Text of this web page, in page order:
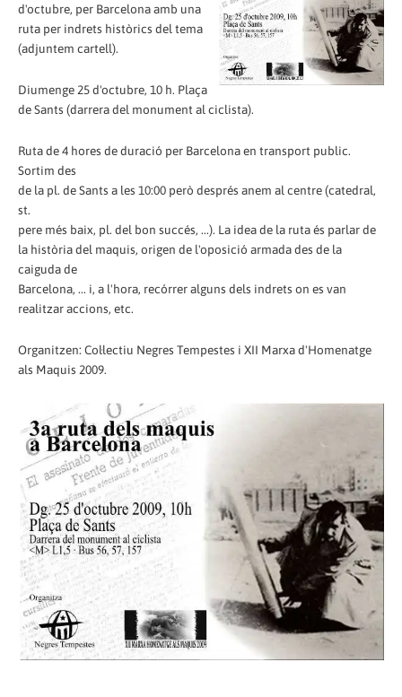
d'octubre, per Barcelona amb una
ruta per indrets històrics del tema
(adjuntem cartell).
Diumenge 25 d'octubre, 10 h. Plaça
de Sants (darrera del monument al ciclista).
Ruta de 4 hores de duració per Barcelona en transport public.
Sortim des
de la pl. de Sants a les 10:00 però després anem al centre (catedral,
st.
pere més baix, pl. del bon succés, ...). La idea de la ruta és parlar de
la història del maquis, origen de l'oposició armada des de la
caiguda de
Barcelona, ... i, a l'hora, recórrer alguns dels indrets on es van
realitzar accions, etc.
Organitzen: Col·lectiu Negres Tempestes i XII Marxa d'Homenatge
als Maquis 2009.